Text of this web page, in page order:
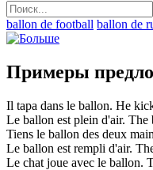
ballon de football ballon de
Примеры
Il tapa dans le ballon. He
Le ballon est plein d'air. The
Tiens le ballon des deux
Le ballon est rempli d'air.
Le chat joue avec le ballon.